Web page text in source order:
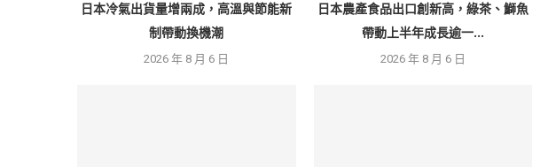
日本冷氣出貨量增兩成，高溫與節能新
制帶動換機潮
2026 年 8 月 6 日
日本農產食品出口創新高，綠茶、鰤魚
帶動上半年成長逾一...
2026 年 8 月 6 日